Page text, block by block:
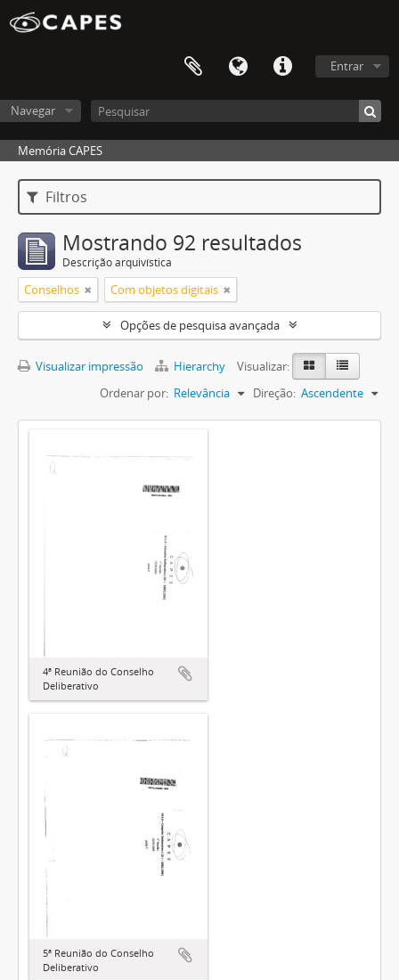
Entrar
Navegar
Memória CAPES
Filtros
Mostrando 92 resultados
Descrição arquivística
Conselhos Com objetos digitais
Opções de pesquisa avançada
Visualizar impressão Hierarchy
Visualizar:
Ordenar por: Relevância Direção: Ascendente
4ª Reunião do Conselho
Deliberativo
5ª Reunião do Conselho
Deliberativo